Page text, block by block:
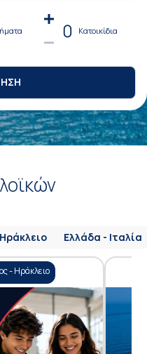
0 Κατοικίδια
Ελλάδα - Ιταλία
- Ηράκλειο